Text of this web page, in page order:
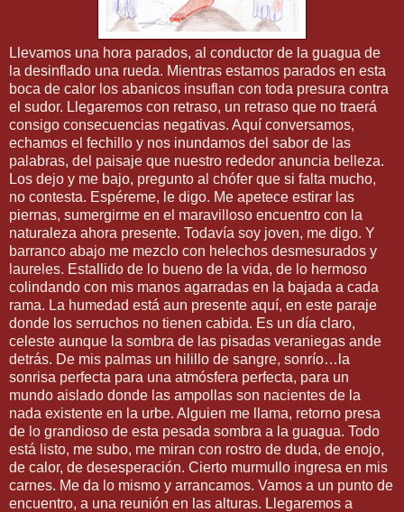
Llevamos una hora parados, al conductor de la guagua de
la desinflado una rueda. Mientras estamos parados en esta
boca de calor los abanicos insuflan con toda presura contra
el sudor. Llegaremos con retraso, un retraso que no traerá
consigo consecuencias negativas. Aquí conversamos,
echamos el fechillo y nos inundamos del sabor de las
palabras, del paisaje que nuestro rededor anuncia belleza.
Los dejo y me bajo, pregunto al chófer que si falta mucho,
no contesta. Espéreme, le digo. Me apetece estirar las
piernas, sumergirme en el maravilloso encuentro con la
naturaleza ahora presente. Todavía soy joven, me digo. Y
barranco abajo me mezclo con helechos desmesurados y
laureles. Estallido de lo bueno de la vida, de lo hermoso
colindando con mis manos agarradas en la bajada a cada
rama. La humedad está aun presente aquí, en este paraje
donde los serruchos no tienen cabida. Es un día claro,
celeste aunque la sombra de las pisadas veraniegas ande
detrás. De mis palmas un hilillo de sangre, sonrío…la
sonrisa perfecta para una atmósfera perfecta, para un
mundo aislado donde las ampollas son nacientes de la
nada existente en la urbe. Alguien me llama, retorno presa
de lo grandioso de esta pesada sombra a la guagua. Todo
está listo, me subo, me miran con rostro de duda, de enojo,
de calor, de desesperación. Cierto murmullo ingresa en mis
carnes. Me da lo mismo y arrancamos. Vamos a un punto de
encuentro, a una reunión en las alturas. Llegaremos a